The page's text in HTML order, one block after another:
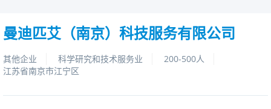
曼迪匹艾（南京）科技服务有限公司
其他企业 科学研究和技术服务业
200-500人
江苏省南京市江宁区